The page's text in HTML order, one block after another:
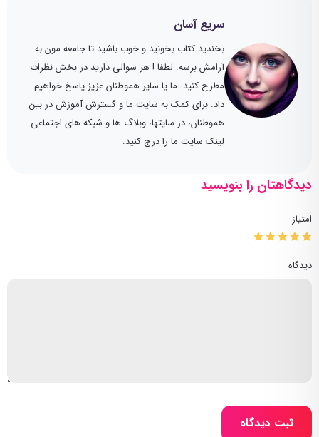
سریع آسان
بخندید کتاب بخونید و خوب باشید تا جامعه مون به
آرامش برسه. لطفا ! هر سوالی دارید در بخش نظرات
مطرح کنید. ما یا سایر هموطنان عزیز پاسخ خواهیم
داد. برای کمک به سایت ما و گسترش آموزش در بین
هموطنان، در سایتها، وبلاگ ها و شبکه های اجتماعی
لینک سایت ما را درج کنید.
دیدگاهتان را بنویسید
امتیاز
دیدگاه
ثبت دیدگاه